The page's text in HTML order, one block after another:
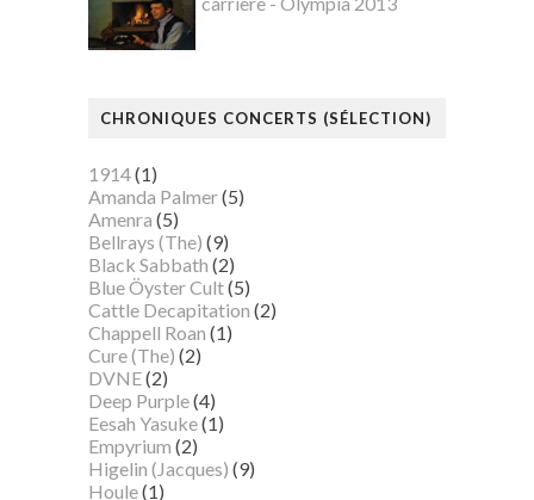
CHRONIQUES CONCERTS (SÉLECTION)
1914(1)
Amanda Palmer(5)
Amenra (5)
Bellrays (The) (9)
Black Sabbath (2)
Blue Öyster Cult(5)
Cattle Decapitation (2)
Chappell Roan (1)
Cure (The) (2)
DVNE(2)
Deep Purple(4)
Eesah Yasuke(1)
Empyrium (2)
Higelin (Jacques) (9)
Houle(1)